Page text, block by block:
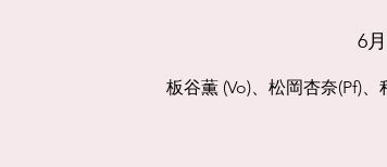
6
板谷薫 (Vo)、松岡杏奈(Pf)